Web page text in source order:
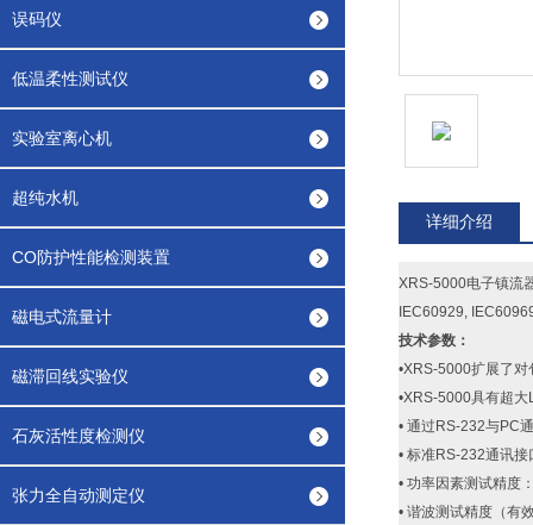
误码仪
低温柔性测试仪
实验室离心机
超纯水机
CO防护性能检测装置
磁电式流量计
磁滞回线实验仪
石灰活性度检测仪
张力全自动测定仪
详细介绍
XRS-5000电子镇流
IEC60929,
技术参数：
•XRS-5000扩展了对
•XRS-5000具有超
• 通过RS-232与PC
• 标准RS-232通讯
• 功率因素测试精度
• 谐波测试精度（有